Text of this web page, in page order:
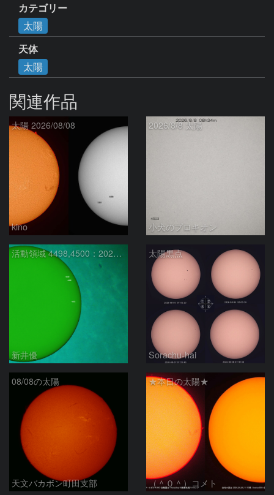
カテゴリー
太陽
天体
太陽
関連作品
太陽 2026/08/08
kino
2026/8/8 太陽
小犬のプロキオン
活動領域 4498,4500：2026/08/08
新井優
太陽黒点
Sorachu-hai
08/08の太陽
天文バカボン町田支部
★本日の太陽★
（＾０＾）コメト